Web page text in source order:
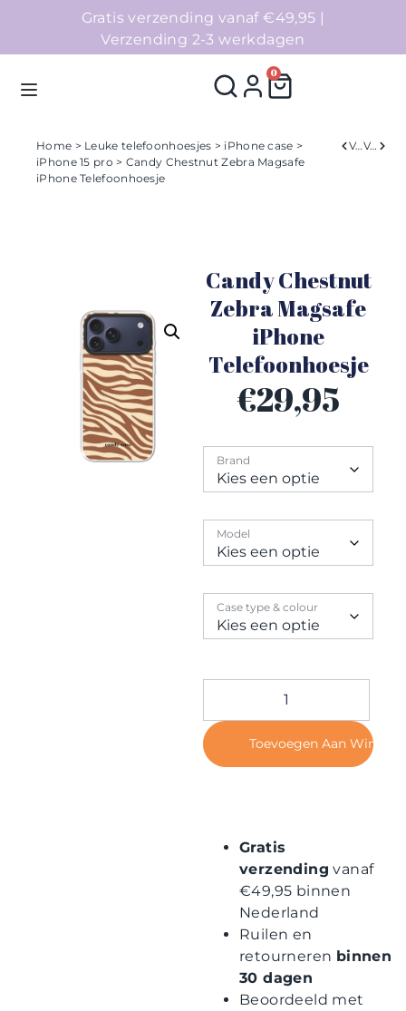
Gratis verzending vanaf €49,95 |
Verzending 2-3 werkdagen
0
Homepage
Collecties
Contact
Home > Leuke telefoonhoesjes > iPhone case >
iPhone 15 pro > Candy Chestnut Zebra Magsafe
iPhone Telefoonhoesje
Verleden Volgend
Candy Chestnut
Zebra Magsafe
iPhone
Telefoonhoesje
€29,95
Brand
Model
Case type & colour
Toevoegen Aan
Gratis
verzending vanaf
€49,95 binnen
Nederland
Ruilen en
retourneren binnen
30 dagen
Beoordeeld met